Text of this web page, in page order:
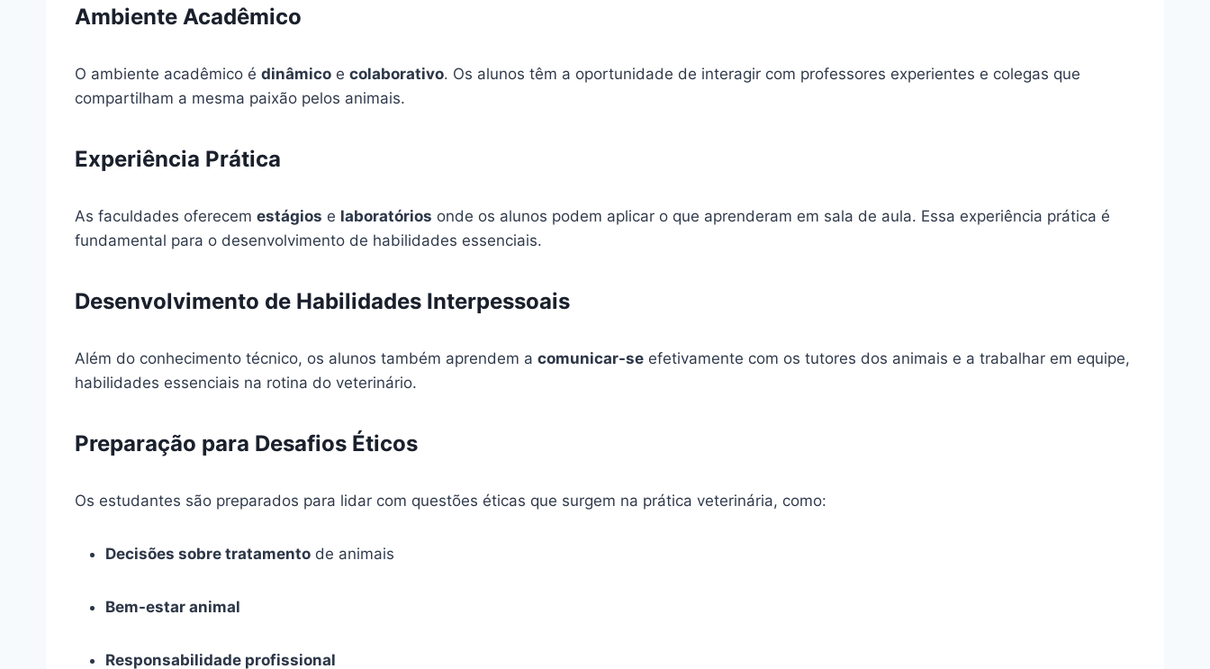
Ambiente Acadêmico
O ambiente acadêmico é dinâmico e colaborativo. Os alunos têm a oportunidade de interagir com professores experientes e colegas que
compartilham a mesma paixão pelos animais.
Experiência Prática
As faculdades oferecem estágios e laboratórios onde os alunos podem aplicar o que aprenderam em sala de aula. Essa experiência prática é
fundamental para o desenvolvimento de habilidades essenciais.
Desenvolvimento de Habilidades Interpessoais
Além do conhecimento técnico, os alunos também aprendem a comunicar-se efetivamente com os tutores dos animais e a trabalhar em equipe,
habilidades essenciais na rotina do veterinário.
Preparação para Desafios Éticos
Os estudantes são preparados para lidar com questões éticas que surgem na prática veterinária, como:
Decisões sobre tratamento de animais
Bem-estar animal
Responsabilidade profissional